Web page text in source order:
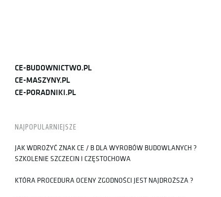
CE-BUDOWNICTWO.PL
CE-MASZYNY.PL
CE-PORADNIKI.PL
NAJPOPULARNIEJSZE
JAK WDROŻYĆ ZNAK CE / B DLA WYROBÓW BUDOWLANYCH ?
SZKOLENIE SZCZECIN I CZĘSTOCHOWA
KTÓRA PROCEDURA OCENY ZGODNOŚCI JEST NAJDROŻSZA ?